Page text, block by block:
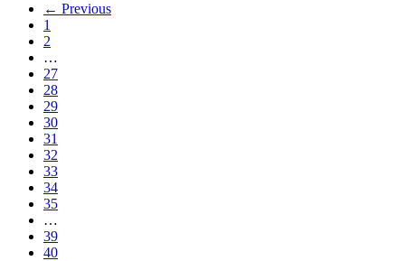
← Previous
1
2
…
27
28
29
30
31
32
33
34
35
…
39
40